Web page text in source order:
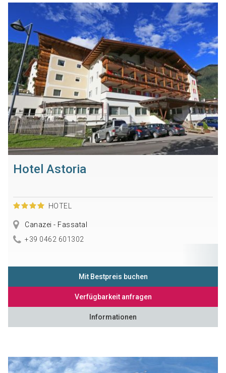
Hotel Astoria
HOTEL
Canazei - Fassatal
+39 0462 601302
Mit Bestpreis buchen
Verfügbarkeit anfragen
Informationen